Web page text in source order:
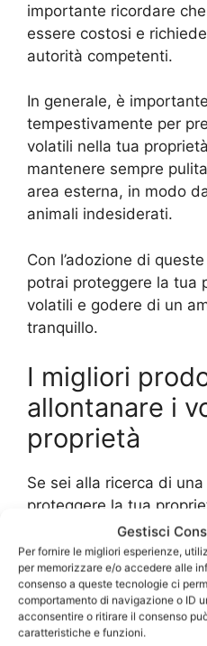
Gestisci
Per fornire le migliori esperienze,
per memorizzare e/o accedere alle
consenso a queste tecnologie ci
comportamento di navigazione o ID
acconsentire o ritirare il consenso
caratteristiche e funzioni.
importante ricordare
essere costosi e
autorità competenti.
In generale, è
tempestivamente per
volatili nella tua
mantenere sempre
area esterna, in modo
animali indesiderati.
Con l’adozione di
potrai proteggere la tua
volatili e godere di un
tranquillo.
I migliori
allontanare i
proprietà
Se sei alla ricerca di
proteggere la tua
ci sono diversi prodotti
che possono aiutarti.
sono i repellenti ad
le reti di protezione.
I repellenti ad ultrasuoni